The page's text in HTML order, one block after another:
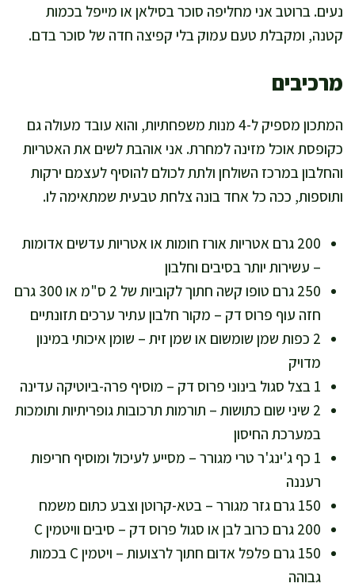
נעים. ברוטב אני מחליפה סוכר בסילאן או מייפל בכמות
קטנה, ומקבלת טעם עמוק בלי קפיצה חדה של סוכר בדם.
מרכיבים
המתכון מספיק ל-4 מנות משפחתיות, והוא עובד מעולה גם
כקופסת אוכל מזינה למחרת. אני אוהבת לשים את האטריות
והחלבון במרכז השולחן ולתת לכולם להוסיף לעצמם ירקות
ותוספות, ככה כל אחד בונה צלחת טבעית שמתאימה לו.
200 גרם אטריות אורז חומות או אטריות עדשים אדומות
– עשירות יותר בסיבים וחלבון
250 גרם טופו קשה חתוך לקוביות של 2 ס"מ או 300 גרם
חזה עוף פרוס דק – מקור חלבון עתיר ערכים תזונתיים
2 כפות שמן שומשום או שמן זית – שומן איכותי במינון
מדויק
1 בצל סגול בינוני פרוס דק – מוסיף פרה-ביוטיקה עדינה
2 שיני שום כתושות – תורמות תרכובות גופריתיות ותומכות
במערכת החיסון
1 כף ג'ינג'ר טרי מגורר – מסייע לעיכול ומוסיף חריפות
רעננה
150 גרם גזר מגורר – בטא-קרוטן וצבע כתום משמח
200 גרם כרוב לבן או סגול פרוס דק – סיבים וויטמין C
150 גרם פלפל אדום חתוך לרצועות – ויטמין C בכמות
גבוהה